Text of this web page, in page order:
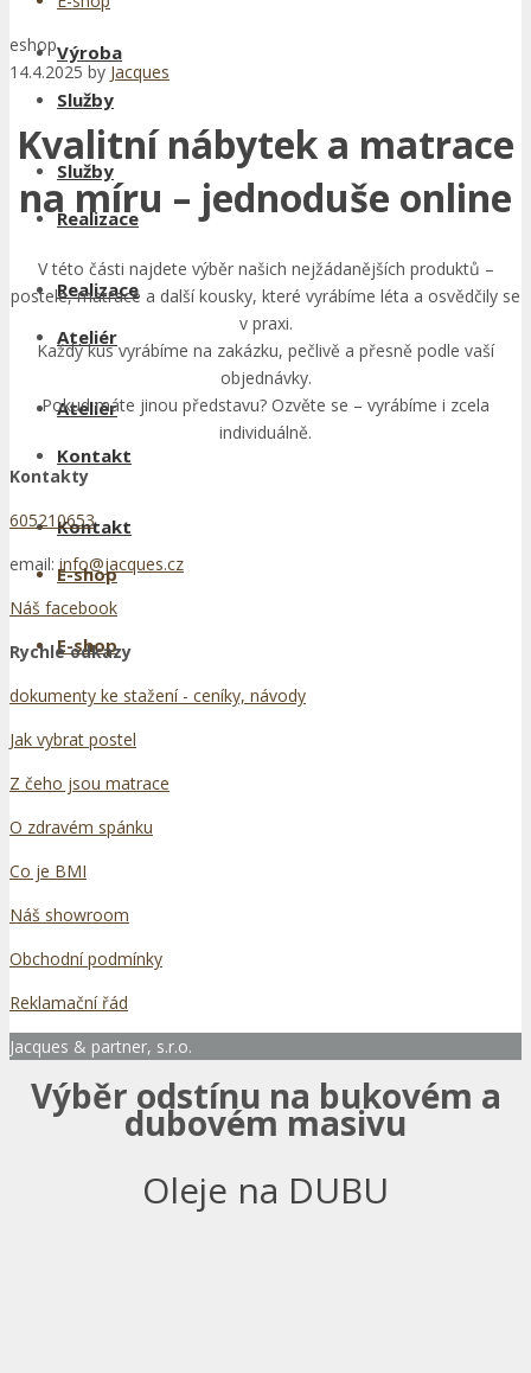
Služby
Realizace
Ateliér
Kontakt
E-shop
Výroba
Služby
Realizace
Ateliér
Kontakt
E-shop
eshop
14.4.2025 by Jacques
Kvalitní nábytek a matrace
na míru – jednoduše online
V této části najdete výběr našich nejžádanějších produktů –
postele, matrace a další kousky, které vyrábíme léta a osvědčily se
v praxi.
Každý kus vyrábíme na zakázku, pečlivě a přesně podle vaší
objednávky.
Pokud máte jinou představu? Ozvěte se – vyrábíme i zcela
individuálně.
Kontakty
605210653
email:info@jacques.cz
Náš facebook
Rychlé odkazy
dokumenty ke stažení - ceníky, návody
Jak vybrat postel
Z čeho jsou matrace
O zdravém spánku
Co je BMI
Náš showroom
Obchodní podmínky
Reklamační řád
Jacques & partner, s.r.o.
Výběr odstínu na bukovém a
dubovém masivu
Oleje na DUBU